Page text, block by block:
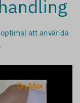
att använda